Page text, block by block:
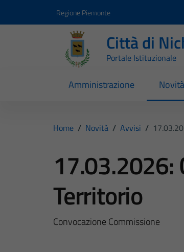
Regione Piemonte
Città di
Portale Istituzionale
Amministrazione Novità
Home / Novità / Avvisi /
17.03.2026:
Territorio
Convocazione Commissione